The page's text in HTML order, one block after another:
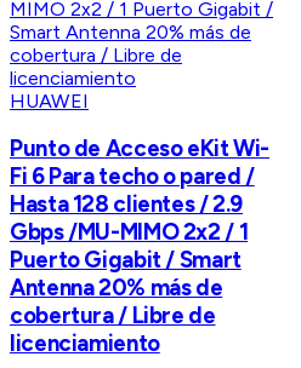
HUAWEI
Punto de Acceso eKit Wi-
Fi 6 Para techo o pared /
Hasta 128 clientes / 2.9
Gbps /MU-MIMO 2x2 / 1
Puerto Gigabit / Smart
Antenna 20% más de
cobertura / Libre de
licenciamiento